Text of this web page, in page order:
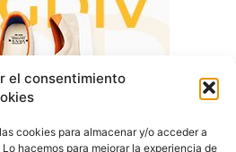
el consentimiento
cookies para almacenar y/o acceder a
hacemos para mejorar la experiencia de